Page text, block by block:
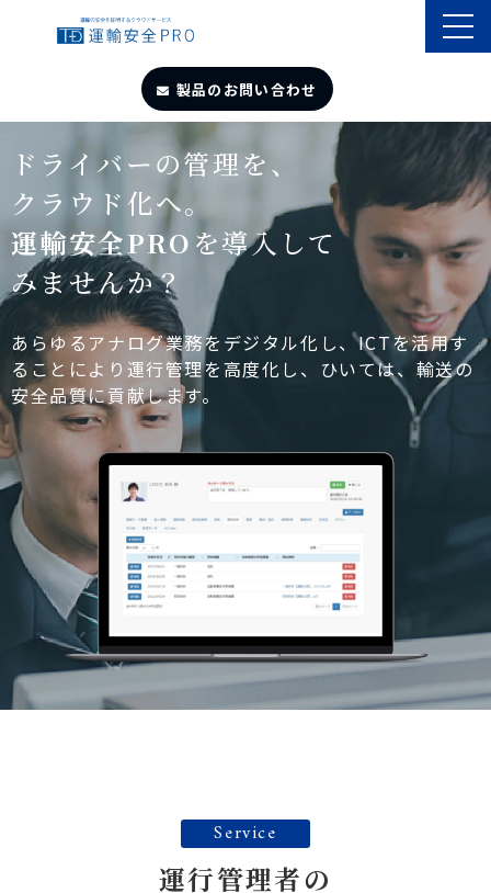
製品のお問い合わせ
TOP
導入事例
製品・サービス
自動点呼
遠隔点呼
お役立ちサイト
ドライバーの管理を、
クラウド化へ。
運輸安全PRO を導入して
みませんか？
あらゆるアナログ業務をデジタル化し、ICTを活用す
ることにより運行管理を高度化し、ひいては、輸送の
安全品質に貢献します。
Service
運行管理者の